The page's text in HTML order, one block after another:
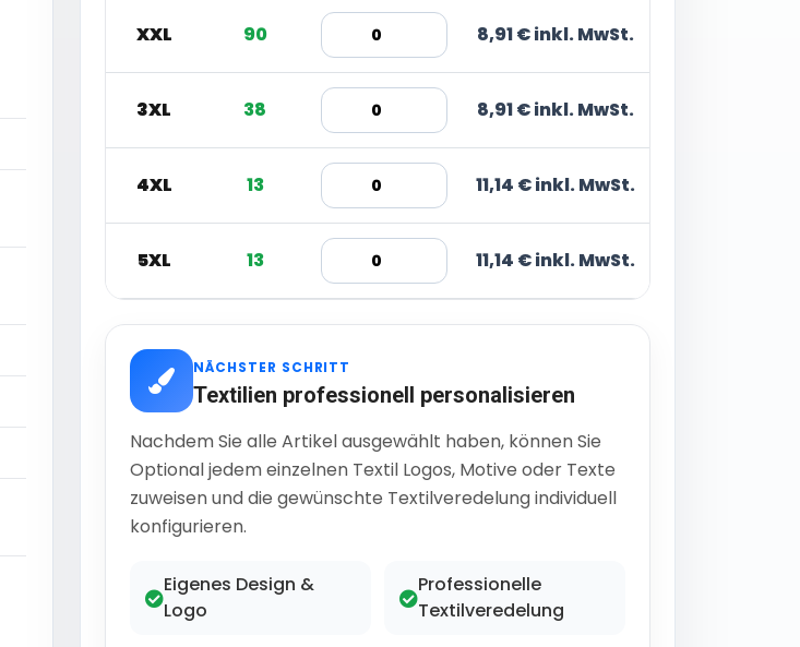
XXL 90 8,91 € inkl. MwSt.
3XL 38 8,91 € inkl. MwSt.
4XL 13 11,14 € inkl. MwSt.
5XL 13 11,14 € inkl. MwSt.
NÄCHSTER SCHRITT
Textilien professionell personalisieren
Nachdem Sie alle Artikel ausgewählt haben, können Sie
Optional jedem einzelnen Textil Logos, Motive oder Texte
zuweisen und die gewünschte Textilveredelung individuell
konfigurieren.
Eigenes Design &
Logo
Professionelle
Textilveredelung